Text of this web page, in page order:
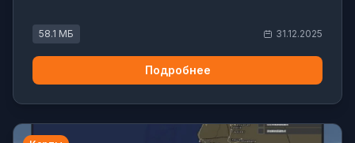
58.1 МБ 31.12.2025
Подробнее